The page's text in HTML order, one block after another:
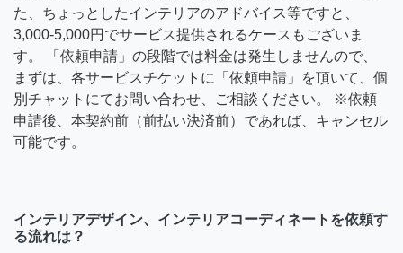
た、ちょっとしたインテリアのアドバイス等ですと、
3,000-5,000円でサービス提供されるケースもございま
す。 「依頼申請」の段階では料金は発生しませんので、
まずは、各サービスチケットに「依頼申請」を頂いて、個
別チャットにてお問い合わせ、ご相談ください。 ※依頼
申請後、本契約前（前払い決済前）であれば、キャンセル
可能です。
インテリアデザイン、インテリアコーディネートを依頼す
る流れは？